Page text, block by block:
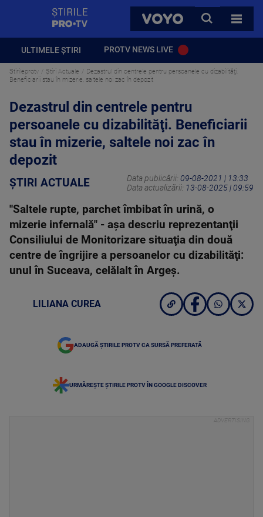
VOYO
CAUTA
TOATE
ULTIMELE ȘTIRI PROTV NEWS LIVE
Stirileprotv Știri Actuale
Dezastrul din centrele pentru persoanele cu dizabilităţi.
Beneficiarii stau în mizerie, saltele noi zac în depozit
Dezastrul din centrele pentru
persoanele cu dizabilităţi. Beneficiarii
stau în mizerie, saltele noi zac în
depozit
ȘTIRI ACTUALE Data publicării: 09-08-2021 | 13:33
Data actualizării: 13-08-2025 | 09:59
''Saltele rupte, parchet îmbibat în urină, o
mizerie infernală" - aşa descriu reprezentanţii
Consiliului de Monitorizare situaţia din două
centre de îngrijire a persoanelor cu dizabilităţi:
unul în Suceava, celălalt în Argeş.
LILIANA CUREA
ADAUGĂ ȘTIRILE PROTV CA SURSĂ PREFERATĂ
URMĂREȘTE ȘTIRILE PROTV ÎN GOOGLE DISCOVER